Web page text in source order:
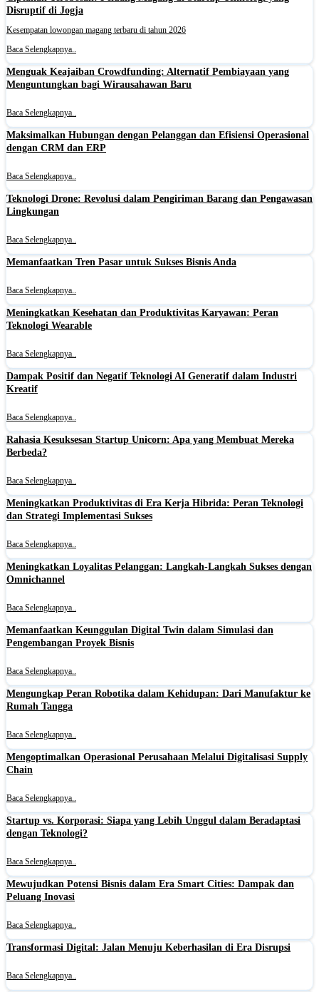
Disruptif di Jogja
Kesempatan lowongan magang terbaru di tahun 2026
Baca Selengkapnya..
Menguak Keajaiban Crowdfunding: Alternatif Pembiayaan yang
Menguntungkan bagi Wirausahawan Baru
Baca Selengkapnya..
Maksimalkan Hubungan dengan Pelanggan dan Efisiensi Operasional
dengan CRM dan ERP
Baca Selengkapnya..
Teknologi Drone: Revolusi dalam Pengiriman Barang dan Pengawasan
Lingkungan
Baca Selengkapnya..
Memanfaatkan Tren Pasar untuk Sukses Bisnis Anda
Baca Selengkapnya..
Meningkatkan Kesehatan dan Produktivitas Karyawan: Peran
Teknologi Wearable
Baca Selengkapnya..
Dampak Positif dan Negatif Teknologi AI Generatif dalam Industri
Kreatif
Baca Selengkapnya..
Rahasia Kesuksesan Startup Unicorn: Apa yang Membuat Mereka
Berbeda?
Baca Selengkapnya..
Meningkatkan Produktivitas di Era Kerja Hibrida: Peran Teknologi
dan Strategi Implementasi Sukses
Baca Selengkapnya..
Meningkatkan Loyalitas Pelanggan: Langkah-Langkah Sukses dengan
Omnichannel
Baca Selengkapnya..
Memanfaatkan Keunggulan Digital Twin dalam Simulasi dan
Pengembangan Proyek Bisnis
Baca Selengkapnya..
Mengungkap Peran Robotika dalam Kehidupan: Dari Manufaktur ke
Rumah Tangga
Baca Selengkapnya..
Mengoptimalkan Operasional Perusahaan Melalui Digitalisasi Supply
Chain
Baca Selengkapnya..
Startup vs. Korporasi: Siapa yang Lebih Unggul dalam Beradaptasi
dengan Teknologi?
Baca Selengkapnya..
Mewujudkan Potensi Bisnis dalam Era Smart Cities: Dampak dan
Peluang Inovasi
Baca Selengkapnya..
Transformasi Digital: Jalan Menuju Keberhasilan di Era Disrupsi
Baca Selengkapnya..